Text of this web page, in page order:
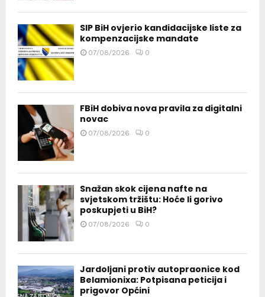
SIP BiH ovjerio kandidacijske liste za
kompenzacijske mandate
07/08/2026 0
FBiH dobiva nova pravila za digitalni
novac
07/08/2026 0
Snažan skok cijena nafte na
svjetskom tržištu: Hoće li gorivo
poskupjeti u BiH?
07/08/2026 0
Jardoljani protiv autopraonice kod
Belamionixa: Potpisana peticija i
prigovor Općini